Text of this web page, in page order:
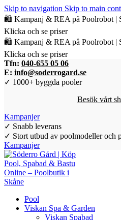
Skip to navigation Skip to main
🛍️ Kampanj & REA på Poolrobot |
Klicka och se priser
🛍️ Kampanj & REA på Poolrobot |
Klicka och se priser
Tfn: 040-655 05 06
E: info@soderrogard.se
✓ 1000+ byggda pooler
Besök vårt
Kampanjer
✓ Snabb leverans
✓ Stort utbud av poolmodeller och
Kampanjer
Pool
Viskan Spa & Garden
Viskan Spabad